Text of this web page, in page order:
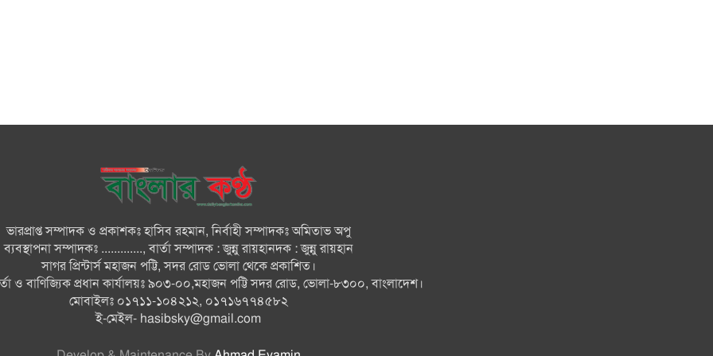
ভারপ্রাপ্ত সম্পাদক ও প্রকাশকঃ হাসিব রহমান, নির্বাহী সম্পাদকঃ অমিতাভ অপু
ব্যবস্থাপনা সম্পাদকঃ ............., বার্তা সম্পাদক : জুন্নু রায়হানদক : জুন্নু রায়হান
সাগর প্রিন্টার্স মহাজন পট্টি, সদর রোড ভোলা থেকে প্রকাশিত।
ও বাণিজ্যিক প্রধান কার্যালয়ঃ ৯০৩-০০,মহাজন পট্টি সদর রোড, ভোলা-৮৩০০, বাংলাদেশ।
মোবাইলঃ ০১৭১১-১০৪২১২, ০১৭১৬৭৭৪৫৮২
ই-মেইল- hasibsky@gmail.com